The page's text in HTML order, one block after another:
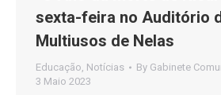
sexta-feira no Auditório
Multiusos de Nelas
Educação, Notícias By Gabinete
3 Maio 2023